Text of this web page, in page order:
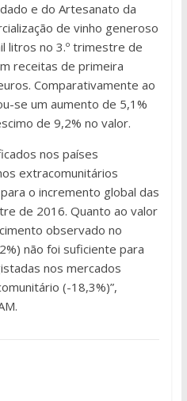
e do Artesanato da
de vinho generoso
litros no 3.º trimestre de
receitas de primeira
Comparativamente ao
se um aumento de 5,1%
de 9,2% no valor.
nos países
extracomunitários
o incremento global das
de 2016. Quanto ao valor
observado no
não foi suficiente para
nos mercados
(-18,3%)”,